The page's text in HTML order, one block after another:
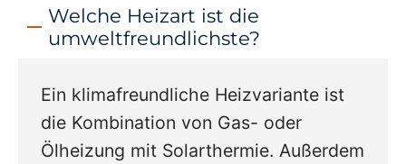
Welche Heizart ist die
umweltfreundlichste?
Ein klimafreundliche Heizvariante ist
die Kombination von Gas- oder
Ölheizung mit Solarthermie. Außerdem